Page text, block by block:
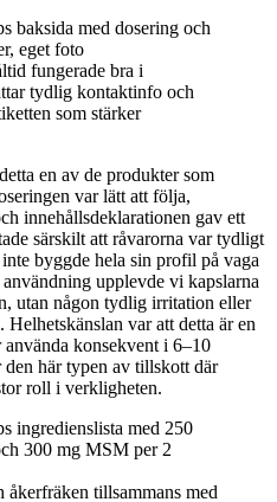
fungerade bra i
tydlig kontaktinfo och
som stärker
en av de produkter som
var lätt att följa,
innehållsdeklarationen gav ett
särskilt att råvarorna var tydligt
byggde hela sin profil på vaga
upplevde vi kapslarna
utan någon tydlig irritation eller
Helhetskänslan var att detta är en
konsekvent i 6–10
här typen av tillskott där
roll i verkligheten.
tillsammans med